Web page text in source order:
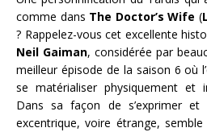
comme dans The Doctor’s Wife (
? Rappelez-vous cet excellente
Neil Gaiman, considérée par
meilleur épisode de la saison 6 où
se matérialiser physiquement et
Dans sa façon de s’exprimer
excentrique, voire étrange,